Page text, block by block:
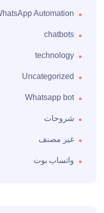
Automation
chatbots
technology
Uncategorized
Whatsapp bot
شروحات
غير مصنف
واتساب بوت